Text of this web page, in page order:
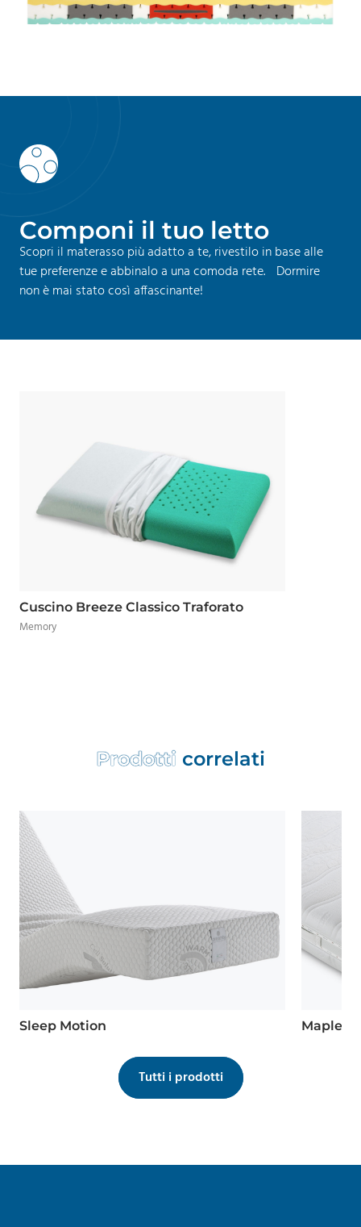
Componi il tuo letto
Scopri il materasso più adatto a te, rivestilo in base alle
tue preferenze e abbinalo a una comoda rete. Dormire
non è mai stato così affascinante!
Cuscino Breeze Classico Traforato
Memory
Prodotti correlati
Tutti i prodotti
Sleep Motion Maple